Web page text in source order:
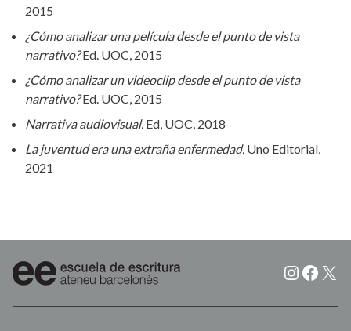
2015
¿Cómo analizar una película desde el punto de vista
narrativo?Ed. UOC, 2015
¿Cómo analizar un videoclip desde el punto de vista
narrativo?Ed. UOC, 2015
Narrativa audiovisual. Ed, UOC, 2018
La juventud era una extraña enfermedad. Uno Editorial,
2021
X